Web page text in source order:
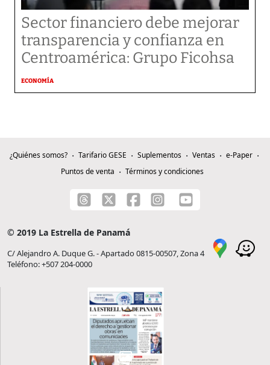
Sector financiero debe mejorar
transparencia y confianza en
Centroamérica: Grupo Ficohsa
ECONOMÍA
¿Quiénes somos? Tarifario GESE Suplementos Ventas
e-Paper
Puntos de venta
Términos y condiciones
© 2019 La Estrella de Panamá
C/ Alejandro A. Duque G. - Apartado 0815-00507, Zona 4
Teléfono: +507 204-0000